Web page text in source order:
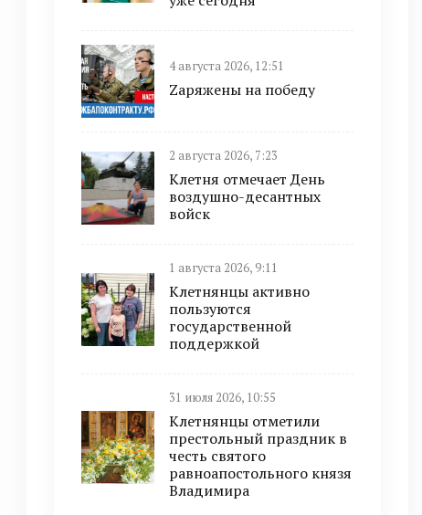
4 августа 2026, 12:51
Zаряжены на победу
2 августа 2026, 7:23
Клетня отмечает День
воздушно-десантных
войск
1 августа 2026, 9:11
Клетнянцы активно
пользуются
государственной
поддержкой
31 июля 2026, 10:55
Клетнянцы отметили
престольный праздник в
честь святого
равноапостольного князя
Владимира